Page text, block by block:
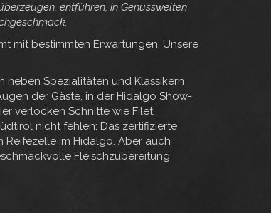
entführen, in Genusswelten
mit bestimmten Erwartungen. Unsere
neben Spezialitäten und Klassikern
der Gäste, in der Hidalgo Show-
verlocken Schnitte wie Filet,
nicht fehlen: Das zertifizierte
Reifezelle im Hidalgo. Aber auch
Fleischzubereitung